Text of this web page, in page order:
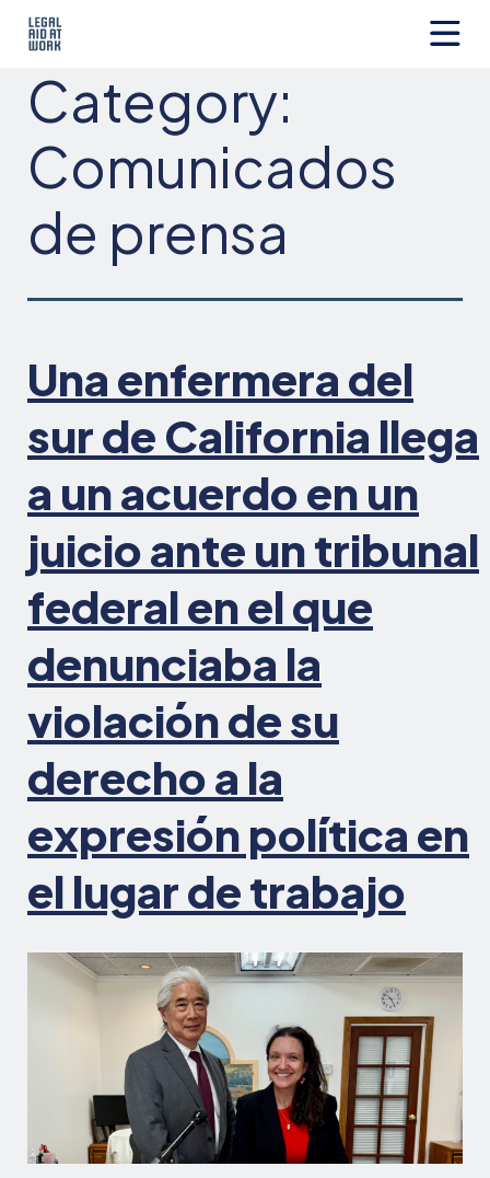
Aid
at
Category:
Comunicados
de prensa
Una enfermera del
sur de California llega
a un acuerdo en un
juicio ante un tribunal
federal en el que
denunciaba la
violación de su
derecho a la
expresión política en
el lugar de trabajo